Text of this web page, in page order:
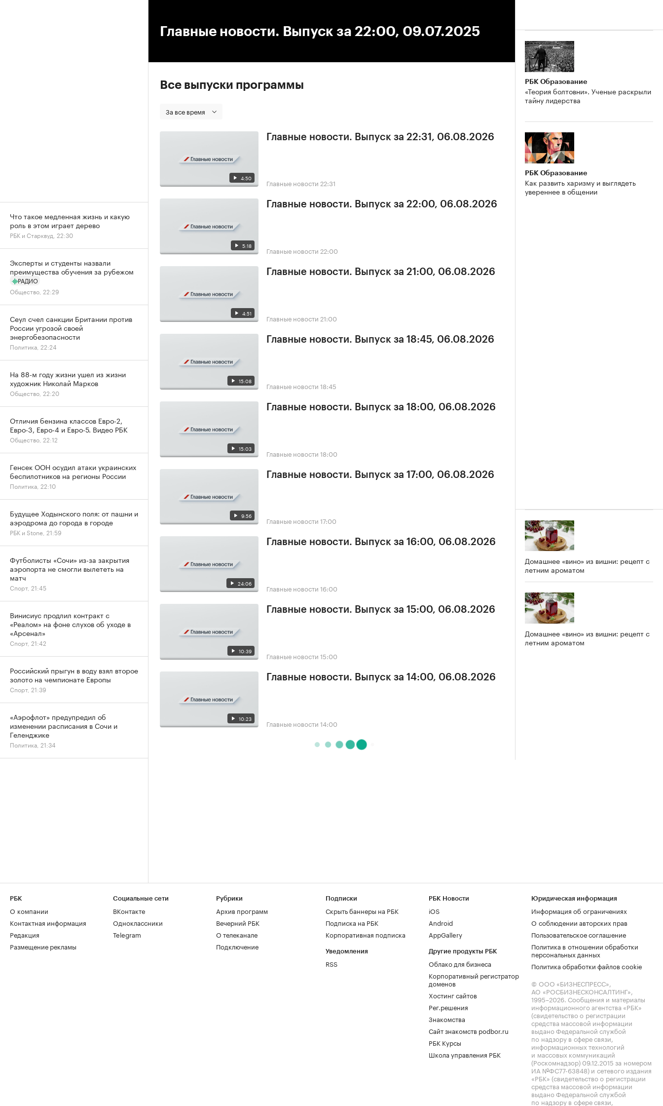
Главные новости. Выпуск за 22:00, 09.07.2025
Все выпуски программы
За все время
4:50
Главные новости. Выпуск за 22:31, 06.08.2026
Главные новости 22:31
5:18
Главные новости. Выпуск за 22:00, 06.08.2026
Главные новости 22:00
4:51
Главные новости. Выпуск за 21:00, 06.08.2026
Главные новости 21:00
15:08
Главные новости. Выпуск за 18:45, 06.08.2026
Главные новости 18:45
15:03
Главные новости. Выпуск за 18:00, 06.08.2026
Главные новости 18:00
9:56
Главные новости. Выпуск за 17:00, 06.08.2026
Главные новости 17:00
24:06
Главные новости. Выпуск за 16:00, 06.08.2026
Главные новости 16:00
10:39
Главные новости. Выпуск за 15:00, 06.08.2026
Главные новости 15:00
10:23
Главные новости. Выпуск за 14:00, 06.08.2026
Главные новости 14:00
РБК Образование
«Теория болтовни». Ученые раскрыли
тайну лидерства
РБК Образование
Как развить харизму и выглядеть
увереннее в общении
Домашнее «вино» из вишни: рецепт с
летним ароматом
Домашнее «вино» из вишни: рецепт с
летним ароматом
Что такое медленная жизнь и какую
роль в этом играет дерево
РБК и Старквуд, 22:30
Эксперты и студенты назвали
преимущества обучения за рубежом
РАДИО
Общество, 22:29
Сеул счел санкции Британии против
России угрозой своей
энергобезопасности
Политика, 22:24
На 88-м году жизни ушел из жизни
художник Николай Марков
Общество, 22:20
Отличия бензина классов Евро-2,
Евро-3, Евро-4 и Евро-5. Видео РБК
Общество, 22:12
Генсек ООН осудил атаки украинских
беспилотников на регионы России
Политика, 22:10
Будущее Ходынского поля: от пашни и
аэродрома до города в городе
РБК и Stone, 21:59
Футболисты «Сочи» из-за закрытия
аэропорта не смогли вылететь на
матч
Спорт, 21:45
Винисиус продлил контракт с
«Реалом» на фоне слухов об уходе в
«Арсенал»
Спорт, 21:42
Российский прыгун в воду взял второе
золото на чемпионате Европы
Спорт, 21:39
«Аэрофлот» предупредил об
изменении расписания в Сочи и
Геленджике
Политика, 21:34
РБК
О компании
Контактная информация
Редакция
Размещение рекламы
Социальные сети
ВКонтакте
Одноклассники
Telegram
Рубрики
Архив программ
Вечерний РБК
О телеканале
Подключение
Подписки
Скрыть баннеры на РБК
Подписка на РБК
Корпоративная подписка
Уведомления
RSS
РБК Новости
iOS
Android
AppGallery
Другие продукты РБК
Облако для бизнеса
Корпоративный регистратор
доменов
Хостинг сайтов
Рег.решения
Знакомства
Сайт знакомств podbor.ru
РБК Курсы
Школа управления РБК
Юридическая информация
Информация об ограничениях
О соблюдении авторских прав
Пользовательское соглашение
Политика в отношении обработки
персональных данных
Политика обработки файлов cookie
© ООО «БИЗНЕСПРЕСС»,
АО «РОСБИЗНЕСКОНСАЛТИНГ»,
1995–2026. Сообщения и материалы
информационного агентства «РБК»
(свидетельство о регистрации
средства массовой информации
выдано Федеральной службой
по надзору в сфере связи,
информационных технологий
и массовых коммуникаций
(Роскомнадзор) 09.12.2015 за номером
ИА №ФС77-63848) и сетевого издания
«РБК» (свидетельство о регистрации
средства массовой информации
выдано Федеральной службой
по надзору в сфере связи,